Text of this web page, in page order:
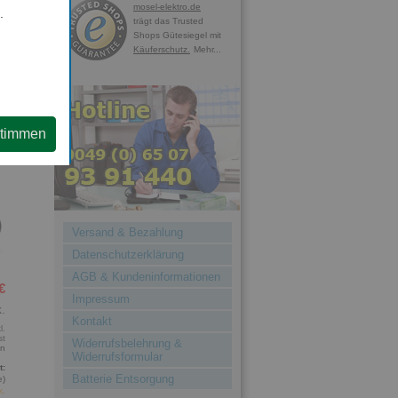
mosel-elektro.de
trägt das Trusted
Shops Gütesiegel mit
Käuferschutz.
Mehr...
Versand & Bezahlung
Datenschutzerklärung
AGB & Kundeninformationen
Impressum
Kontakt
Widerrufsbelehrung &
Widerrufsformular
Batterie Entsorgung